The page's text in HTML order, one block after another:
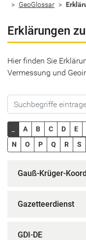
GeoGlossar
Erklärungen
Hier finden Sie
Vermessung und
A B C D E
N
O P Q R S
Gauß-Krüger-
Gazetteerdienst
GDI-DE